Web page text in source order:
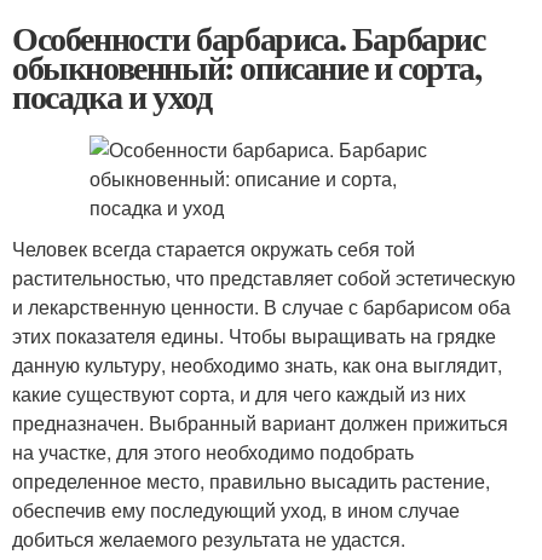
Особенности барбариса. Барбарис
обыкновенный: описание и сорта,
посадка и уход
Человек всегда старается окружать себя той
растительностью, что представляет собой эстетическую
и лекарственную ценности. В случае с барбарисом оба
этих показателя едины. Чтобы выращивать на грядке
данную культуру, необходимо знать, как она выглядит,
какие существуют сорта, и для чего каждый из них
предназначен. Выбранный вариант должен прижиться
на участке, для этого необходимо подобрать
определенное место, правильно высадить растение,
обеспечив ему последующий уход, в ином случае
добиться желаемого результата не удастся.